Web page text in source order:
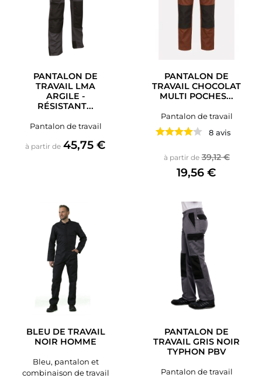
PANTALON DE
TRAVAIL LMA
ARGILE -
RÉSISTANT...
Pantalon de travail
à partir de Prix
45,75 €
PANTALON DE
TRAVAIL CHOCOLAT
MULTI POCHES...
Pantalon de travail
8 avis
à partir de Prix de base
39,12 €Prix
19,56 €
BLEU DE TRAVAIL
NOIR HOMME
Bleu, pantalon et
combinaison de travail
PANTALON DE
TRAVAIL GRIS NOIR
TYPHON PBV
Pantalon de travail